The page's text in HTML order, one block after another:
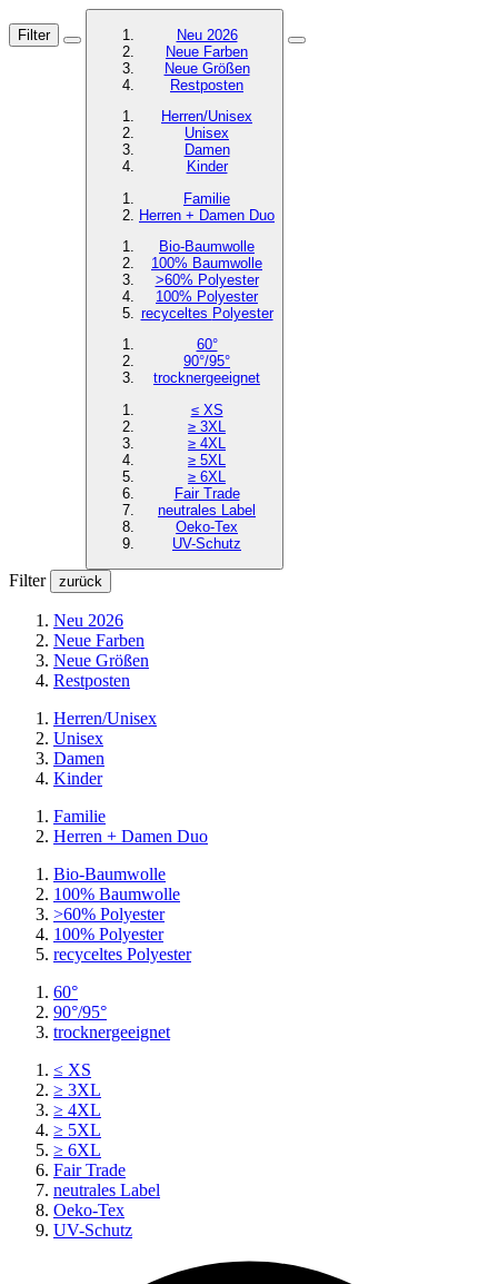
Filter
Neu 2026
Neue Farben
Neue Größen
Restposten
Herren/Unisex
Unisex
Damen
Kinder
Familie
Herren + Damen Duo
Bio-Baumwolle
100% Baumwolle
>60% Polyester
100% Polyester
recyceltes Polyester
60°
90°/95°
trocknergeeignet
≤ XS
≥ 3XL
≥ 4XL
≥ 5XL
≥ 6XL
Fair Trade
neutrales Label
Oeko-Tex
UV-Schutz
Filter zurück
Neu 2026
Neue Farben
Neue Größen
Restposten
Herren/Unisex
Unisex
Damen
Kinder
Familie
Herren + Damen Duo
Bio-Baumwolle
100% Baumwolle
>60% Polyester
100% Polyester
recyceltes Polyester
60°
90°/95°
trocknergeeignet
≤ XS
≥ 3XL
≥ 4XL
≥ 5XL
≥ 6XL
Fair Trade
neutrales Label
Oeko-Tex
UV-Schutz